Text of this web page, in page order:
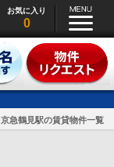
お気に入り
0
京急鶴見駅の賃貸物件一覧